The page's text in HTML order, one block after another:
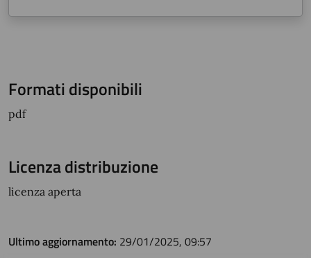
Formati disponibili
pdf
Licenza distribuzione
licenza aperta
Ultimo aggiornamento: 29/01/2025, 09:57